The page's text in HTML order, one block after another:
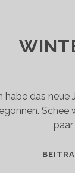
habe das neue
Schee